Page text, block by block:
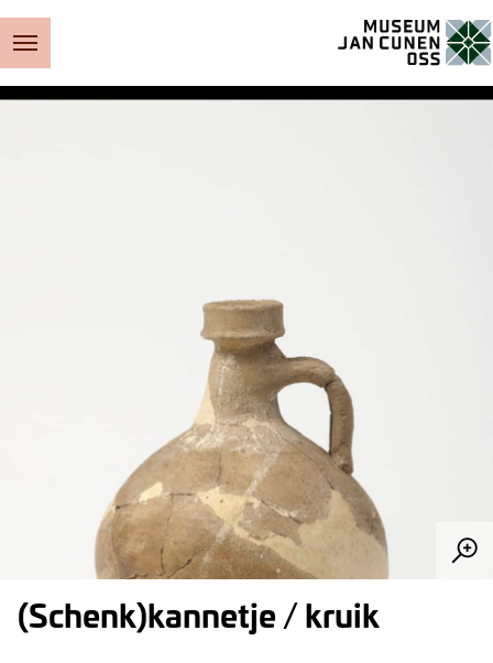
(Schenk)kannetje / kruik